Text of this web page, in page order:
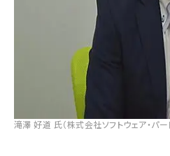
滝澤 好道 氏（株式会社ソフトウェア・パ